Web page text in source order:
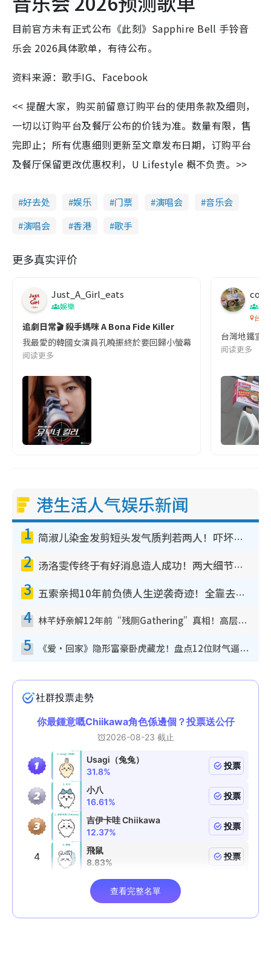
目前官方未有正式公布《此刻》Sapphire Bell 手铃音
乐会 2026具体歌单，有待公布。
资料来源：歌手IG、Facebook
<< 提醒大家，购买前留意订购平台的使用条款及细则，
一切以订购平台及餐厅公布的价钱为准。数量有限，售
完即止；所有优惠细则更新至文章发布日期，订购平台
及餐厅保留更改优惠权利，U Lifestyle 概不负责。>>
好去处 娱乐 门票 演唱会
音乐会
演唱会
香港 歌手
更多真实评价
Just_A_Girl_eats
娛樂
追劇日常🎬 殺手媽咪 A Bona Fide Killer
我最愛的韓國女演員孔曉振終於要回歸小螢幕啦!這次的劇本改編
阅读更多
co
吹
台灣
台灣地鐵宣
阅读更多
港生活人气娱乐新闻
1 简淑儿染金发剪短头发气质判若两人！吓坏老公麦大力都认不出：“你做什么？”
2 汤洛雯传终于有好消息造人成功！两大细节曝孕味极浓引猜测：大肚婆先会咁！
3 五索亲揭10年前负债人生逆袭奇迹！全靠去一地方转运后即遇上马先生
4 林芊妤亲解12年前“残厕Gathering”真相！高层解约一句话重创尊严，至今拒返TVB
5 《爱·回家》隐形富豪卧虎藏龙！盘点12位财气逼人的有钱艺人：这位美女3亿身家不愁做